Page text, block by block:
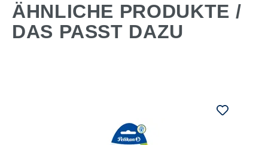
ÄHNLICHE PRODUKTE /
DAS PASST DAZU